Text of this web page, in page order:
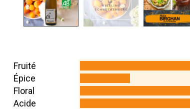
Fruité
Épice
Floral
Acide